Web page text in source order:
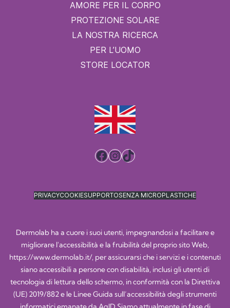
AMORE PER IL CORPO
PROTEZIONE SOLARE
LA NOSTRA RICERCA
PER L’UOMO
STORE LOCATOR
Facebook
Instagram
TikTok
PRIVACYCOOKIESUPPORTOSENZA MICROPLASTICHE
Dermolab ha a cuore i suoi utenti, impegnandosi a facilitare e
migliorare l'accessibilità e la fruibilità del proprio sito Web,
https://www.dermolab.it/, per assicurarsi che i servizi e i contenuti
siano accessibili a persone con disabilità, inclusi gli utenti di
tecnologia di lettura dello schermo, in conformità con la Direttiva
(UE) 2019/882 e le Linee Guida sull’accessibilità degli strumenti